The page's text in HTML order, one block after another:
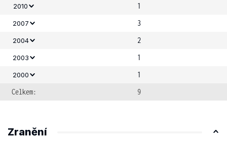
2010 1
2007 3
2004 2
2003 1
2000
1
Celkem:
9
Zranění